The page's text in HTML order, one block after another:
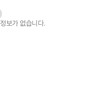
정보가 없습니다.